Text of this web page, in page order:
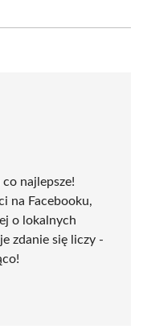
najlepsze!
na Facebooku,
o lokalnych
zdanie się liczy -